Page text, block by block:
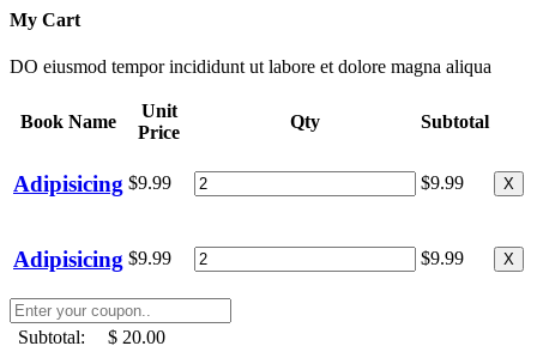
My Cart
DO eiusmod tempor incididunt ut labore et dolore magna aliqua
Book Name
Unit
Price
Qty Subtotal
Adipisicing $9.99 $9.99 X
Adipisicing $9.99 $9.99 X
Subtotal:
$ 20.00